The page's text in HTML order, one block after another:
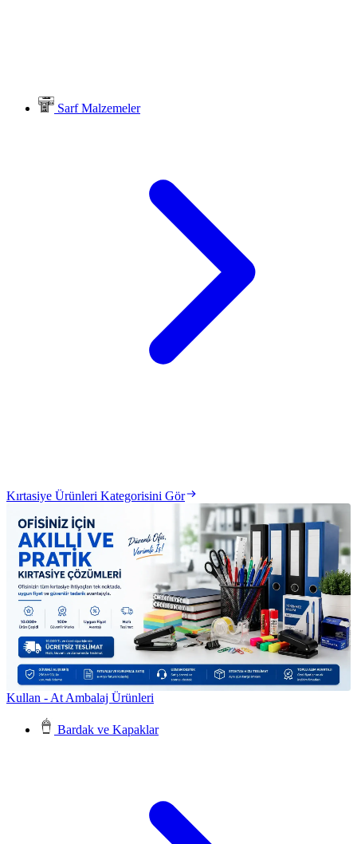
Sarf Malzemeler
Kırtasiye Ürünleri Kategorisini Gör
Kullan - At Ambalaj Ürünleri
Bardak ve Kapaklar